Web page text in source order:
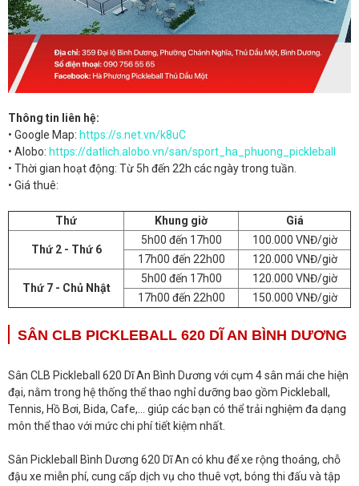
Thông tin liên hệ:
• Google Map: https://s.net.vn/k8uC
• Alobo: https://datlich.alobo.vn/san/sport_ha_phuong_pickleball
• Thời gian hoạt động: Từ 5h đến 22h các ngày trong tuần.
• Giá thuê:
Thứ Khung giờ Giá
Thứ 2 - Thứ 6
5h00 đến 17h00
100.000 VNĐ/giờ
17h00 đến 22h00
120.000 VNĐ/giờ
Thứ 7 - Chủ Nhật
5h00 đến 17h00
120.000 VNĐ/giờ
17h00 đến 22h00
150.000 VNĐ/giờ
SÂN CLB PICKLEBALL 620 DĨ AN BÌNH DƯƠNG
Sân CLB Pickleball 620 Dĩ An Bình Dương với cụm 4 sân mái che hiện
đại, nằm trong hệ thống thể thao nghỉ dưỡng bao gồm Pickleball,
Tennis, Hồ Bơi, Bida, Cafe,... giúp các bạn có thể trải nghiệm đa dạng
môn thể thao với mức chi phí tiết kiệm nhất.
Sân Pickleball Bình Dương 620 Dĩ An có khu để xe rộng thoáng, chỗ
đậu xe miễn phí, cung cấp dịch vụ cho thuê vợt, bóng thi đấu và tập